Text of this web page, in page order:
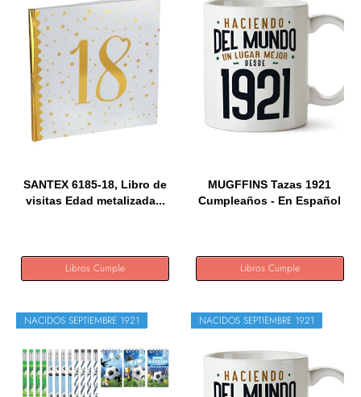
SANTEX 6185-18, Libro de
visitas Edad metalizada...
Libros Cumple
MUGFFINS Tazas 1921
Cumpleaños - En Español
Libros Cumple
NACIDOS SEPTIEMBRE 1921 NACIDOS SEPTIEMBRE 1921